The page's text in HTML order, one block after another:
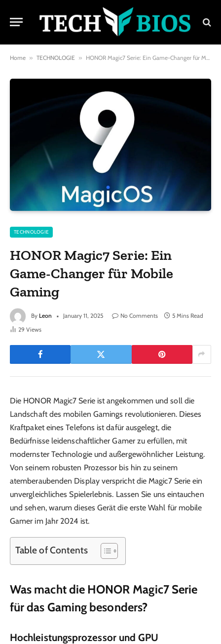
Home » TECHNOLOGIE » HONOR Magic7 Serie: Ein Game-Changer für Mobile Gaming
TECHNOLOGIE
HONOR Magic7 Serie: Ein
Game-Changer für Mobile
Gaming
By Leon January 11, 2025 No Comments
5 Mins Read
29 Views
Die HONOR Magic7 Serie ist angekommen und soll die
Landschaft des mobilen Gamings revolutionieren. Dieses
Kraftpaket eines Telefons ist dafür ausgelegt, die
Bedürfnisse leidenschaftlicher Gamer zu erfüllen, mit
modernster Technologie und außergewöhnlicher Leistung.
Von seinem robusten Prozessor bis hin zu seinem
atemberaubenden Display verspricht die Magic7 Serie ein
unvergleichliches Spielerlebnis. Lassen Sie uns eintauchen
und sehen, warum dieses Gerät die erste Wahl für mobile
Gamer im Jahr 2024 ist.
Table of Contents
Was macht die HONOR Magic7 Serie
für das Gaming besonders?
Hochleistungsprozessor und GPU